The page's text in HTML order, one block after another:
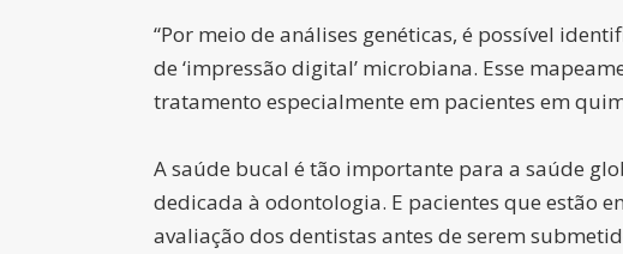
“Por meio de análises genéticas, é possível
de ‘impressão digital’ microbiana. Esse
tratamento especialmente em pacientes em
A saúde bucal é tão importante para a saúde
dedicada à odontologia. E pacientes que estão
avaliação dos dentistas antes de serem